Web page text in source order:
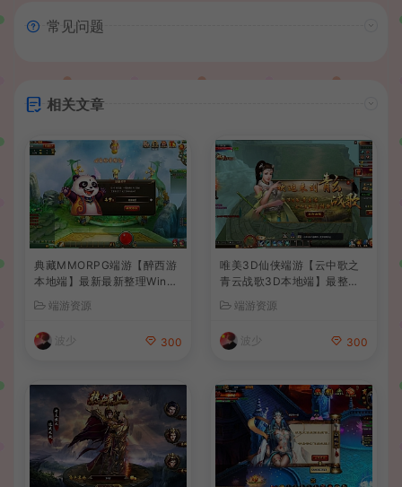
常见问题
相关文章
典藏MMORPG端游【醉西游
本地端】最新最新整理Win系
+详细搭建教程
端游资源
波少 300
唯美3D仙侠端游【云中歌之
青云战歌3D本地端】最整理
M工具+详细搭建教程
端游资源
波少 300